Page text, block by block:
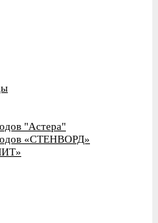
"Астера"
«СТЕНВОРД»